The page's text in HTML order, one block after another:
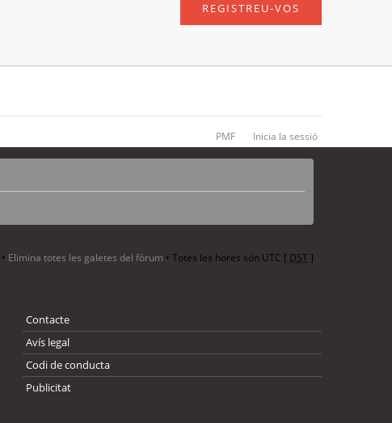
REGISTREU-VOS
PMF Inicia la sessió
• Elimina totes les galetes del fòrum • Totes les hores són UTC [ DST]
Contacte
Avís legal
Codi de conducta
Publicitat